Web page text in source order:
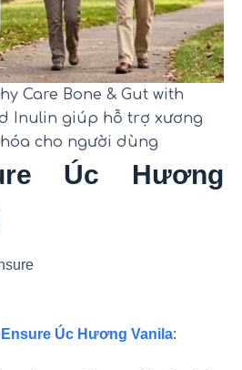
Care Bone & Gut with
Inulin giúp hỗ trợ xương
cho người dùng
Úc Hương
Ensure Úc Hương Vanila: